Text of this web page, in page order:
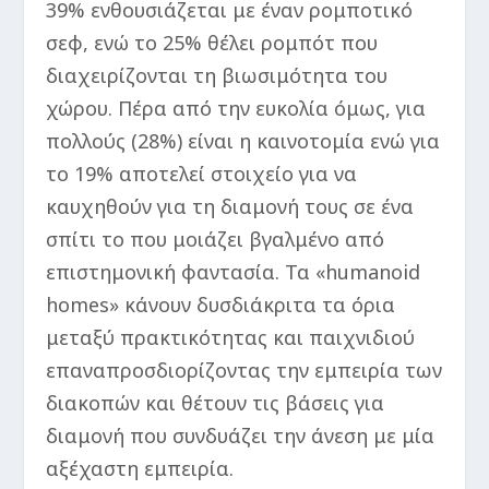
39% ενθουσιάζεται με έναν ρομποτικό
σεφ, ενώ το 25% θέλει ρομπότ που
διαχειρίζονται τη βιωσιμότητα του
χώρου. Πέρα από την ευκολία όμως, για
πολλούς (28%) είναι η καινοτομία ενώ για
το 19% αποτελεί στοιχείο για να
καυχηθούν για τη διαμονή τους σε ένα
σπίτι το που μοιάζει βγαλμένο από
επιστημονική φαντασία. Τα «humanoid
homes» κάνουν δυσδιάκριτα τα όρια
μεταξύ πρακτικότητας και παιχνιδιού
επαναπροσδιορίζοντας την εμπειρία των
διακοπών και θέτουν τις βάσεις για
διαμονή που συνδυάζει την άνεση με μία
αξέχαστη εμπειρία.